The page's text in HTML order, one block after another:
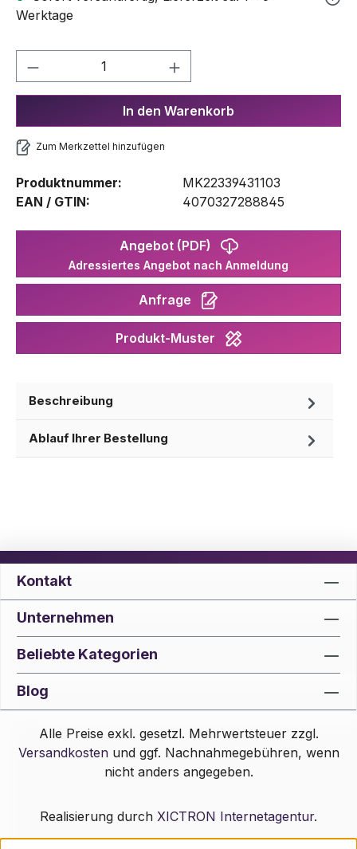
Werktage
Produkt Anzahl: Gib den
In den Warenkorb
Zum Merkzettel hinzufügen
Produktnummer:
MK22339431103
EAN / GTIN:
4070327288845
Angebot (PDF)
Adressiertes Angebot nach Anmeldung
Anfrage
Produkt-Muster
Beschreibung
Ablauf Ihrer Bestellung
Kontakt
Unternehmen
Beliebte Kategorien
Blog
Alle Preise exkl. gesetzl. Mehrwertsteuer zzgl.
Versandkostenund ggf. Nachnahmegebühren, wenn
nicht anders angegeben.
Realisierung durch XICTRON Internetagentur.